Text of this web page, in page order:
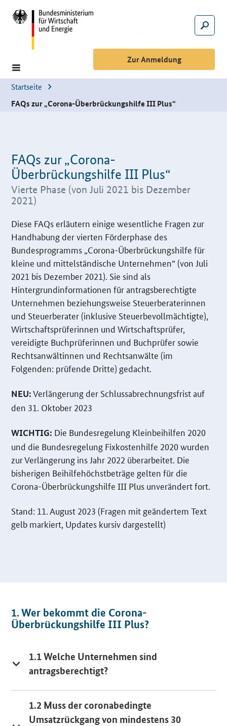
Hauptmenü
Zur Anmeldung
Suche
Suche
Startseite
FAQs zur „Corona-Überbrückungshilfe III Plus“
FAQs zur „Corona-
Überbrückungshilfe III Plus“
Vierte Phase (von Juli 2021 bis Dezember
2021)
Diese FAQs erläutern einige wesentliche Fragen zur
Handhabung der vierten Förderphase des
Bundesprogramms „Corona-Überbrückungshilfe für
kleine und mittelständische Unternehmen“ (von Juli
2021 bis Dezember 2021). Sie sind als
Hintergrundinformationen für antragsberechtigte
Unternehmen beziehungsweise Steuerberaterinnen
und Steuerberater (inklusive Steuerbevollmächtigte),
Wirtschaftsprüferinnen und Wirtschaftsprüfer,
vereidigte Buchprüferinnen und Buchprüfer sowie
Rechtsanwältinnen und Rechtsanwälte (im
Folgenden: prüfende Dritte) gedacht.
NEU:Verlängerung der Schlussabrechnungsfrist auf
den 31. Oktober 2023
WICHTIG: Die Bundesregelung Kleinbeihilfen 2020
und die Bundesregelung Fixkostenhilfe 2020 wurden
zur Verlängerung ins Jahr 2022 überarbeitet. Die
bisherigen Beihilfehöchstbeträge gelten für die
Corona-ÜberbrückungshilfeIII Plus unverändert fort.
Stand: 11. August 2023 (Fragen mit geändertem Text
gelb markiert, Updates kursiv dargestellt)
1. Wer bekommt die Corona-
Überbrückungshilfe III Plus?
1.1 Welche Unternehmen sind
antragsberechtigt?
1.2 Muss der coronabedingte
Umsatzrückgang von mindestens 30